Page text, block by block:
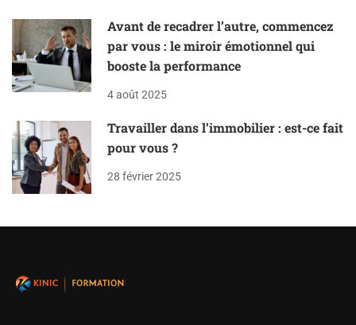
Avant de recadrer l’autre, commencez
par vous : le miroir émotionnel qui
booste la performance
4 août 2025
Travailler dans l’immobilier : est-ce fait
pour vous ?
28 février 2025